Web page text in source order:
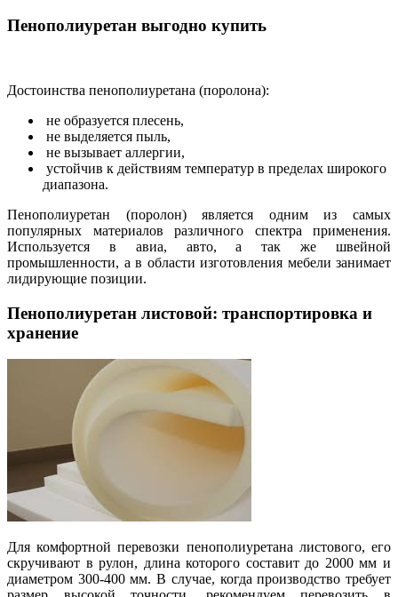
Пенополиуретан выгодно купить
Достоинства пенополиуретана (поролона):
не образуется плесень,
не выделяется пыль,
не вызывает аллергии,
устойчив к действиям температур в пределах широкого
диапазона.
Пенополиуретан (поролон) является одним из самых
популярных материалов различного спектра применения.
Используется в авиа, авто, а так же швейной
промышленности, а в области изготовления мебели занимает
лидирующие позиции.
Пенополиуретан листовой: транспортировка и
хранение
Для комфортной перевозки пенополиуретана листового, его
скручивают в рулон, длина которого составит до 2000 мм и
диаметром 300-400 мм. В случае, когда производство требует